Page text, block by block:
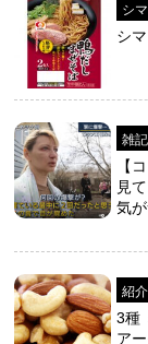
シ
シ
雑記
【
見
気
紹介
3種
ア